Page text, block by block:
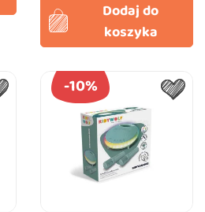
Dodaj do
koszyka
-10%